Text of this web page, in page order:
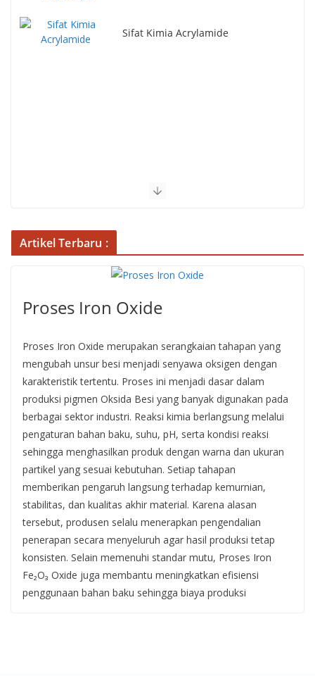
Sifat Kimia Acrylamide
Artikel Terbaru :
Proses Iron Oxide
Proses Iron Oxide merupakan serangkaian tahapan yang
mengubah unsur besi menjadi senyawa oksigen dengan
karakteristik tertentu. Proses ini menjadi dasar dalam
produksi pigmen Oksida Besi yang banyak digunakan pada
berbagai sektor industri. Reaksi kimia berlangsung melalui
pengaturan bahan baku, suhu, pH, serta kondisi reaksi
sehingga menghasilkan produk dengan warna dan ukuran
partikel yang sesuai kebutuhan. Setiap tahapan
memberikan pengaruh langsung terhadap kemurnian,
stabilitas, dan kualitas akhir material. Karena alasan
tersebut, produsen selalu menerapkan pengendalian
penerapan secara menyeluruh agar hasil produksi tetap
konsisten. Selain memenuhi standar mutu, Proses Iron
Fe₂O₃ Oxide juga membantu meningkatkan efisiensi
penggunaan bahan baku sehingga biaya produksi